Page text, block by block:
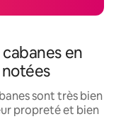
en
sont très bien
propreté et bien